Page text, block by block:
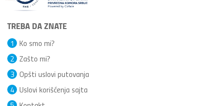
TREBA DA ZNATE
Ko smo mi?
1
Zašto mi?
2
Opšti uslovi putovanja
3
Uslovi korišćenja sajta
4